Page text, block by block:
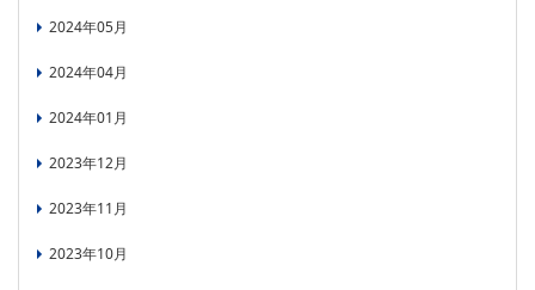
2024年05月
2024年04月
2024年01月
2023年12月
2023年11月
2023年10月